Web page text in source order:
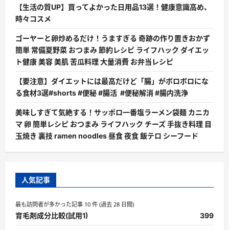
【生活の質UP】買ってよかった日用品13選！健康意識高め、
時々コスメ
ゴーヤーと卵炒めるだけ！うますぎる 奇跡の作り置きおかず
簡単 常備夏野菜 おつまみ 節約レシピ ライフハック ダイエッ
ト健康 美容 美肌 苦瓜料理 大量消費 お弁当レシピ
【要注意】ダイエットには最高だけど「腸」がボロボロにな
る食材3選#shorts #便秘 #腸活 #便秘解消 #腸内洗浄
美味しすぎて気絶する！サッポロ一番塩ラーメン袋麺 カニカ
マ 卵 簡単レシピ おつまみ ライフハック チーズ 手抜き料理 目
玉焼き 裏技 ramen noodles 昼食 夜食 飯テロ シーフード
人気記事
最も訪問者が多かった記事 10 件 (過去 28 日間)
育毛剤成分比較(試用1) 399